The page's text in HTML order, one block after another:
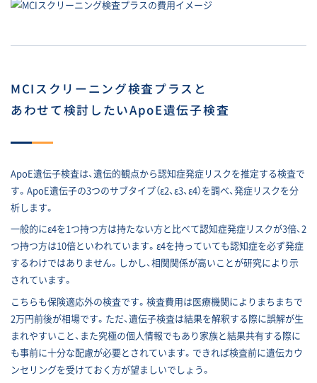
MCIスクリーニング検査プラスと
あわせて検討したいApoE遺伝子検査
ApoE遺伝子検査は、遺伝的観点から認知症発症リスクを推定する検査で
す。ApoE遺伝子の3つのサブタイプ（ε2、ε3、ε4）を調べ、発症リスクを分
析します。
一般的にε4を1つ持つ方は持たない方と比べて認知症発症リスクが3倍、2
つ持つ方は10倍といわれています。ε4を持っていても認知症を必ず発症
するわけではありません。しかし、相関関係が高いことが研究により示
されています。
こちらも保険適応外の検査です。検査費用は医療機関によりまちまちで
2万円前後が相場です。ただ、遺伝子検査は結果を解釈する際に誤解が生
まれやすいこと、また究極の個人情報でもあり家族と結果共有する際に
も事前に十分な配慮が必要とされています。できれば検査前に遺伝カウ
ンセリングを受けておく方が望ましいでしょう。